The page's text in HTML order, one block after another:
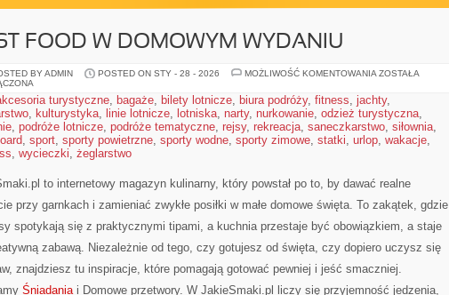
FOOD W DOMOWYM WYDANIU
BY ADMIN POSTED ON STY - 28 - 2026 MOŻLIWOŚĆ KOMENTOWANIA FAST
DOMOWYM
WYDANIU
ZOSTAŁA
turystyczne, bagaże, bilety lotnicze, biura podróży, fitness, jachty,
, kulturystyka, linie lotnicze, lotniska, narty, nurkowanie, odzież turystyczna,
, podróże lotnicze, podróże tematyczne, rejsy, rekreacja, saneczkarstwo, siłownia,
, sport, sporty powietrzne, sporty wodne, sporty zimowe, statki, urlop, wakacje,
, wycieczki, żeglarstwo
to internetowy magazyn kulinarny, który powstał po to, by dawać realne
przy garnkach i zamieniać zwykłe posiłki w małe domowe święta. To zakątek, gdzie
spotykają się z praktycznymi tipami, a kuchnia przestaje być obowiązkiem, a staje
zabawą. Niezależnie od tego, czy gotujesz od święta, czy dopiero uczysz się
znajdziesz tu inspiracje, które pomagają gotować pewniej i jeść smaczniej.
Śniadaniai Domowe przetwory. W JakieSmaki.pl liczy się przyjemność jedzenia,